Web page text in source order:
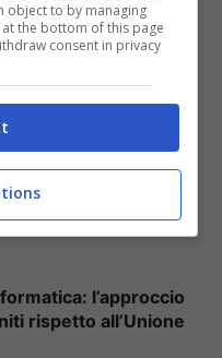
in sicurezza il
l’approccio
rispetto all’Unione
object to by managing
the bottom of this page
consent in privacy